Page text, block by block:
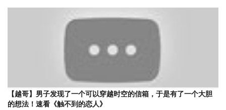
【越哥】男子发现了一个可以穿越时空的信箱，于是有了一个大胆
的想法！速看《触不到的恋人》